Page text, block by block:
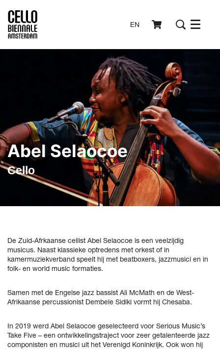
EN Menu
Abel Selaocoe
Cello
De Zuid-Afrkaanse cellist Abel Selaocoe is een veelzijdig
musicus. Naast klassieke optredens met orkest of in
kamermuziekverband speelt hij met beatboxers, jazzmusici en in
folk- en world music formaties.
Samen met de Engelse jazz bassist Ali McMath en de West-
Afrikaanse percussionist Dembele Sidiki vormt hij Chesaba.
In 2019 werd Abel Selaocoe geselecteerd voor Serious Music’s
Take Five – een ontwikkelingstraject voor zeer getalenteerde jazz
componisten en musici uit het Verenigd Koninkrijk. Ook won hij